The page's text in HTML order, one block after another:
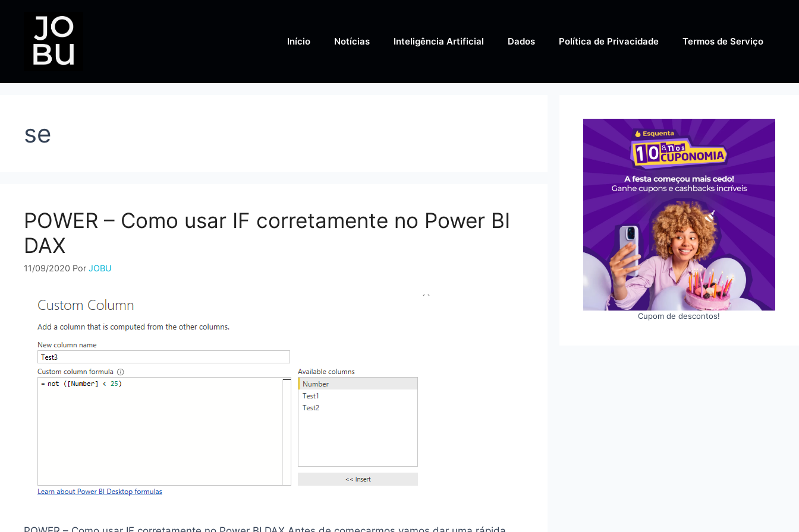
conteúdo
Início Notícias Inteligência Artificial Dados Política de Privacidade Termos de Serviço
se
POWER – Como usar IF corretamente no Power BI
DAX
11/09/2020 Por JOBU
Cupom de descontos!